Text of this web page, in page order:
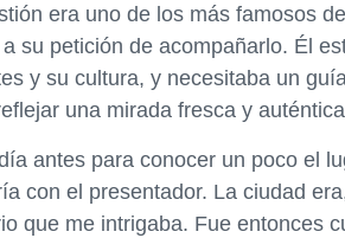
era uno de los más famosos
su petición de acompañarlo. Él
y su cultura, y necesitaba un
una mirada fresca y
antes para conocer un poco el
con el presentador. La ciudad
que me intrigaba. Fue entonces